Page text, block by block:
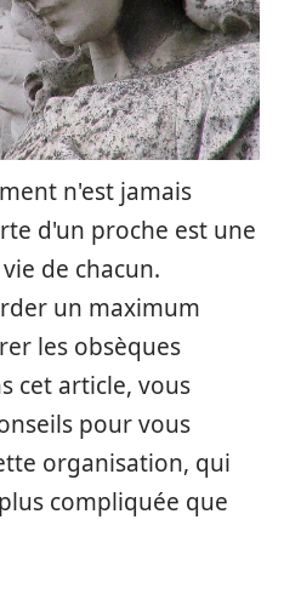
n'est jamais
d'un proche est une
de chacun.
un maximum
les obsèques
cet article, vous
pour vous
organisation, qui
compliquée que